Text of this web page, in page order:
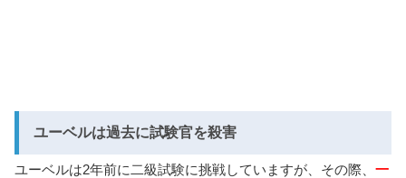
ユーベルは過去に試験官を殺害
ユーベルは2年前に二級試験に挑戦していますが、その際、 一